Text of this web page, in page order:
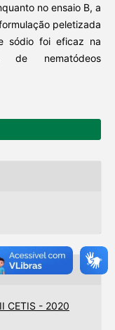
no ensaio B, a
peletizada
sódio foi eficaz na
de nematódeos
CETIS - 2020